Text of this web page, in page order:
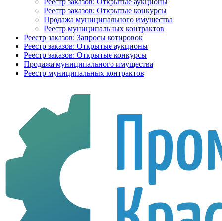
Реестр заказов: Открытые конкурсы
Продажа муниципального имущества
Реестр муниципальных контрактов
Реестр заказов: Запросы котировок
Реестр заказов: Открытые аукционы
Реестр заказов: Открытые конкурсы
Продажа муниципального имущества
Реестр муниципальных контрактов